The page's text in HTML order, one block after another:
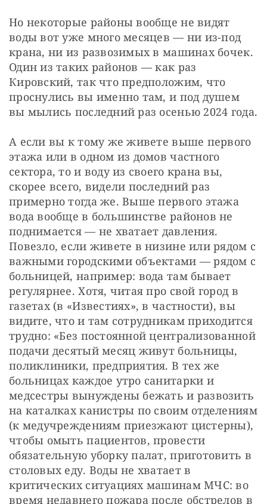
Но некоторые районы вообще не видят
воды вот уже много месяцев — ни из-под
крана, ни из развозимых в машинах бочек.
Один из таких районов — как раз
Кировский, так что предположим, что
проснулись вы именно там, и под душем
вы мылись последний раз осенью 2024 года.
А если вы к тому же живете выше первого
этажа или в одном из домов частного
сектора, то и воду из своего крана вы,
скорее всего, видели последний раз
примерно тогда же. Выше первого этажа
вода вообще в большинстве районов не
поднимается — не хватает давления.
Повезло, если живете в низине или рядом с
важными городскими объектами — рядом с
больницей, например: вода там бывает
регулярнее. Хотя, читая про свой город в
газетах (в «Известиях», в частности), вы
видите, что и там сотрудникам приходится
трудно: «Без постоянной централизованной
подачи десятый месяц живут больницы,
поликлиники, предприятия. В тех же
больницах каждое утро санитарки и
медсестры вынуждены бежать и развозить
на каталках канистры по своим отделениям
(к медучреждениям приезжают цистерны),
чтобы омыть пациентов, провести
обязательную уборку палат, приготовить в
столовых еду. Воды не хватает в
критических ситуациях машинам МЧС: во
время недавнего пожара после обстрелов в